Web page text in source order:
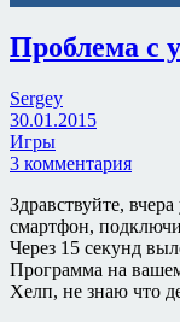
Проблема с
Sergey
30.01.2015
Игры
3 комментария
Здравствуйте,
смартфон,
Через 15 секунд
Программа на
Хелп, не знаю что